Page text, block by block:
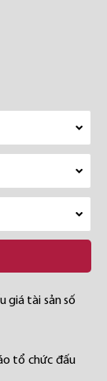
giá tài sản số
tổ chức đấu